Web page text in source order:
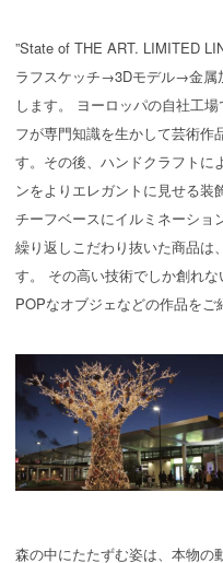
”State of THE ART. LIMITED
ラフスケッチ→3Dモデル→金
します。 ヨーロッパの自社工
フが専門知識を生かして芸術作
す。その後、ハンドクラフトに
ンをよりエレガントに見せる
チーフベースにイルミネーショ
繰り返しこだわり抜いた商品は
す。 その高い技術でしか創れ
POPなオブジェなどの作品をご
森の中にたたずむ姿は、本物の